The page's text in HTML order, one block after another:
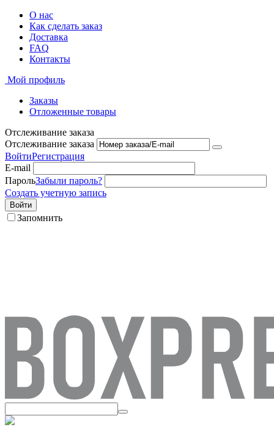
О нас
Как сделать заказ
Доставка
FAQ
Контакты
Мой профиль
Заказы
Отложенные товары
Отслеживание заказа
Отслеживание заказа
ВойтиРегистрация
E-mail
ПарольЗабыли пароль?
Создать учетную запись
Войти
Запомнить